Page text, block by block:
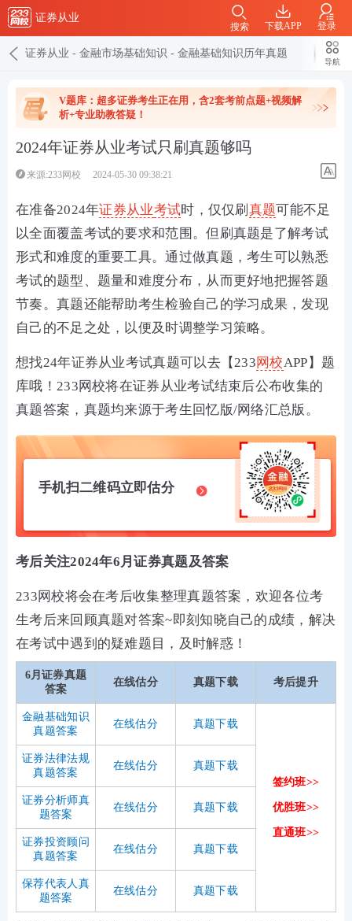
证券从业
下载APP 登录
搜索
证券从业 - 金融市场基础知识 - 金融基础知识历年真题
导航
V题库：超多证券考生正在用，含2套考前点题+视频解
析+专业助教答疑！
2024年证券从业考试只刷真题够吗
来源:233网校 2024-05-30 09:38:21
在准备2024年证券从业考试时，仅仅刷 真题可能不足
以全面覆盖考试的要求和范围。但刷真题是了解考试
形式和难度的重要工具。通过做真题，考生可以熟悉
考试的题型、题量和难度分布，从而更好地把握答题
节奏。真题还能帮助考生检验自己的学习成果，发现
自己的不足之处，以便及时调整学习策略。
想找24年证券从业考试真题可以去【233网校APP】题
库哦！233网校将在证券从业考试结束后公布收集的
真题答案，真题均来源于考生回忆版/网络汇总版。
手机扫二维码立即估分
考后关注2024年6月证券真题及答案
233网校将会在考后收集整理真题答案，欢迎各位考
生考后来回顾真题对答案~即刻知晓自己的成绩，解决
在考试中遇到的疑难题目，及时解惑！
6月证券真题
答案
在线估分 真题下载 考后提升
金融基础知识
真题答案
在线估分 真题下载
签约班>>
优胜班>>
直通班>>
证券法律法规
真题答案
在线估分 真题下载
证券分析师真
题答案
在线估分 真题下载
证券投资顾问
真题答案
在线估分 真题下载
保荐代表人真
题答案
在线估分 真题下载